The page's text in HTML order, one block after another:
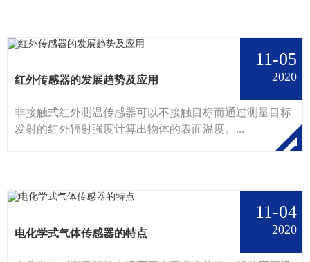
11-05
2020
红外传感器的发展趋势及应用
非接触式红外测温传感器可以不接触目标而通过测量目标
发射的红外辐射强度计算出物体的表面温度。...
11-04
2020
电化学式气体传感器的特点